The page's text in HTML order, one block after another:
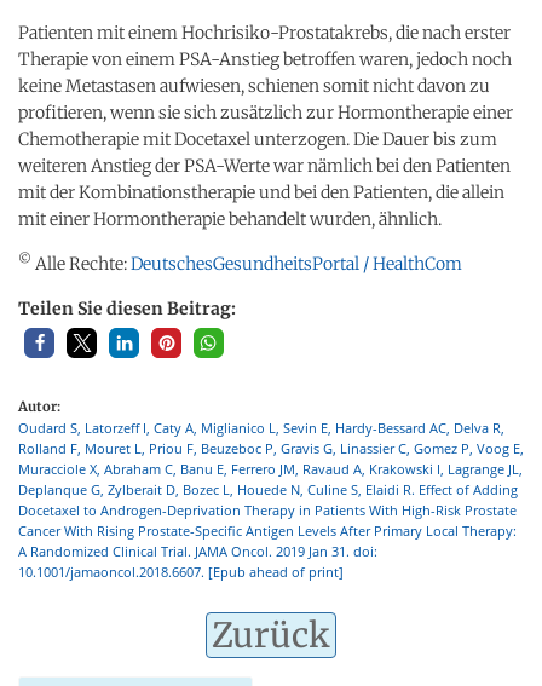
Patienten mit einem Hochrisiko-Prostatakrebs, die nach erster
Therapie von einem PSA-Anstieg betroffen waren, jedoch noch
keine Metastasen aufwiesen, schienen somit nicht davon zu
profitieren, wenn sie sich zusätzlich zur Hormontherapie einer
Chemotherapie mit Docetaxel unterzogen. Die Dauer bis zum
weiteren Anstieg der PSA-Werte war nämlich bei den Patienten
mit der Kombinationstherapie und bei den Patienten, die allein
mit einer Hormontherapie behandelt wurden, ähnlich.
© Alle Rechte:DeutschesGesundheitsPortal / HealthCom
Teilen Sie diesen Beitrag:
Autor:
Oudard S, Latorzeff I, Caty A, Miglianico L, Sevin E, Hardy-Bessard AC, Delva R,
Rolland F, Mouret L, Priou F, Beuzeboc P, Gravis G, Linassier C, Gomez P, Voog E,
Muracciole X, Abraham C, Banu E, Ferrero JM, Ravaud A, Krakowski I, Lagrange JL,
Deplanque G, Zylberait D, Bozec L, Houede N, Culine S, Elaidi R. Effect of Adding
Docetaxel to Androgen-Deprivation Therapy in Patients With High-Risk Prostate
Cancer With Rising Prostate-Specific Antigen Levels After Primary Local Therapy:
A Randomized Clinical Trial. JAMA Oncol. 2019 Jan 31. doi:
10.1001/jamaoncol.2018.6607. [Epub ahead of print]
Zurück